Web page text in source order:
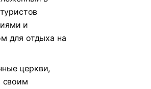
и
для отдыха на
церкви,
своим